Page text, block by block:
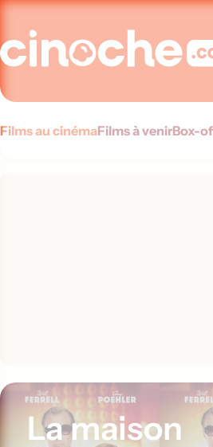
Films au cinémaFilms à venirBox-
La maison